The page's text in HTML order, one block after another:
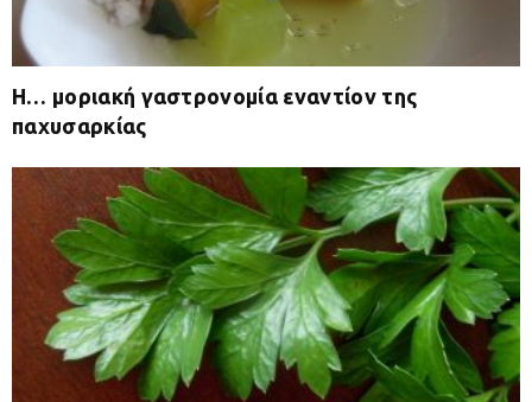
Η… μοριακή γαστρονομία εναντίον της
παχυσαρκίας